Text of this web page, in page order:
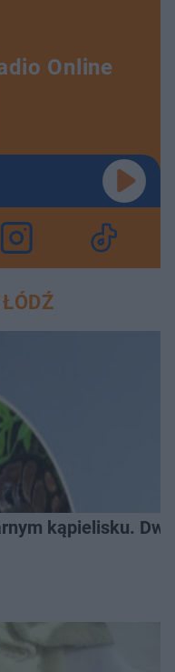
Online
kąpielisku.